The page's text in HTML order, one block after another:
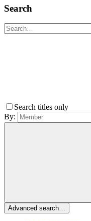
Search
Search titles only
By:
Advanced search…